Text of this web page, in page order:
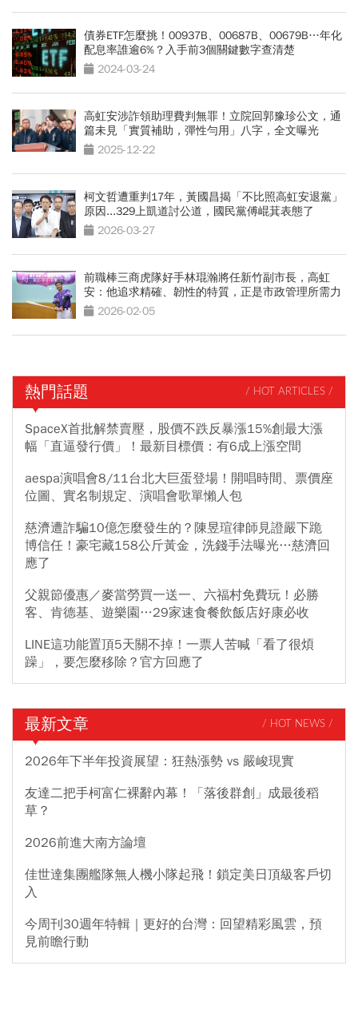
債券ETF怎麼挑！00937B、00687B、00679B…年化
配息率誰逾6%？入手前3個關鍵數字查清楚
2024-03-24
高虹安涉詐領助理費判無罪！立院回郭豫珍公文，通
篇未見「實質補助，彈性勻用」八字，全文曝光
2025-12-22
柯文哲遭重判17年，黃國昌揭「不比照高虹安退黨」
原因...329上凱道討公道，國民黨傅崐萁表態了
2026-03-27
前職棒三商虎隊好手林琨瀚將任新竹副市長，高虹
安：他追求精確、韌性的特質，正是市政管理所需力
量 2026-02-05
熱門話題 / HOT ARTICLES /
SpaceX首批解禁賣壓，股價不跌反暴漲15%創最大漲
幅「直逼發行價」！最新目標價：有6成上漲空間
aespa演唱會8/11台北大巨蛋登場！開唱時間、票價座
位圖、實名制規定、演唱會歌單懶人包
慈濟遭詐騙10億怎麼發生的？陳昱瑄律師見證嚴下跪
博信任！豪宅藏158公斤黃金，洗錢手法曝光…慈濟回
應了
父親節優惠／麥當勞買一送一、六福村免費玩！必勝
客、肯德基、遊樂園…29家速食餐飲飯店好康必收
LINE這功能置頂5天關不掉！一票人苦喊「看了很煩
躁」，要怎麼移除？官方回應了
最新文章 / HOT NEWS /
2026年下半年投資展望：狂熱漲勢 vs 嚴峻現實
友達二把手柯富仁裸辭內幕！「落後群創」成最後稻
草？
2026前進大南方論壇
佳世達集團艦隊無人機小隊起飛！鎖定美日頂級客戶切
入
今周刊30週年特輯｜更好的台灣：回望精彩風雲，預
見前瞻行動